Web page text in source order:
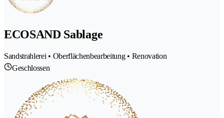
ECOSAND Sablage
Sandstrahlerei • Oberflächenbearbeitung • Renovation
Geschlossen